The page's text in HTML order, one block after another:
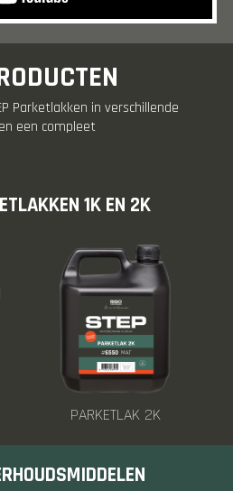
Parketlakken in verschillende
een compleet
1K EN 2K
PARKETLAK 2K